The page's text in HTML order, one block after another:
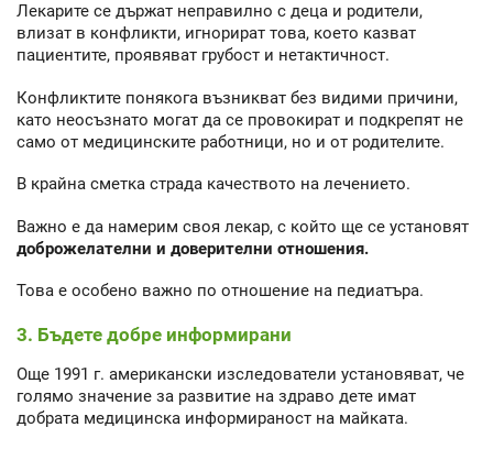
Лекарите се държат неправилно с деца и родители,
влизат в конфликти, игнорират това, което казват
пациентите, проявяват грубост и нетактичност.
Конфликтите понякога възникват без видими причини,
като неосъзнато могат да се провокират и подкрепят не
само от медицинските работници, но и от родителите.
В крайна сметка страда качеството на лечението.
Важно е да намерим своя лекар, с който ще се установят
доброжелателни и доверителни отношения.
Това е особено важно по отношение на педиатъра.
3. Бъдете добре информирани
Още 1991 г. американски изследователи установяват, че
голямо значение за развитие на здраво дете имат
добрата медицинска информираност на майката.